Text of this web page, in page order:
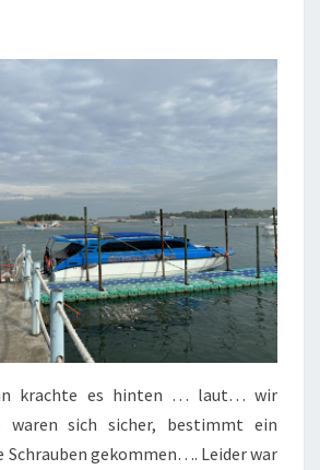
krachte es hinten … laut… wir
sich sicher, bestimmt ein
Schrauben gekommen…. Leider war